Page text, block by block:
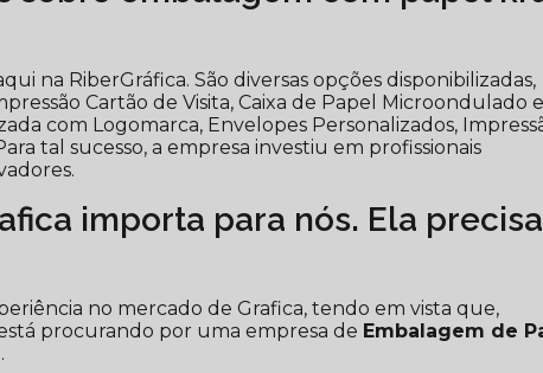
na RiberGráfica. São diversas opções disponibilizadas,
Cartão de Visita, Caixa de Papel Microondulado
com Logomarca, Envelopes Personalizados,
tal sucesso, a empresa investiu em profissionais
importa para nós. Ela precisa
no mercado de Grafica, tendo em vista que,
procurando por uma empresa de Embalagem de